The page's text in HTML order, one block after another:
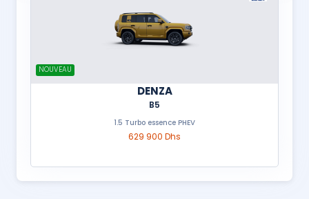
NOUVEAU
DENZA
B5
1.5 Turbo essence PHEV
629 900 Dhs